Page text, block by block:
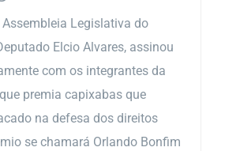
Assembleia Legislativa do
Elcio Alvares, assinou
com os integrantes da
premia capixabas que
na defesa dos direitos
se chamará Orlando Bonfim